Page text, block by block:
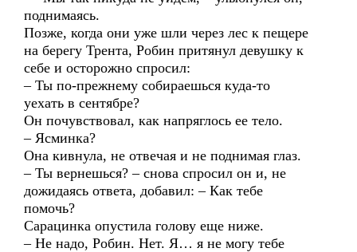
поднимаясь.
Позже, когда они уже шли через лес к пещере
на берегу Трента, Робин притянул девушку к
себе и осторожно спросил:
– Ты по-прежнему собираешься куда-то
уехать в сентябре?
Он почувствовал, как напряглось ее тело.
– Ясминка?
Она кивнула, не отвечая и не поднимая глаз.
– Ты вернешься? – снова спросил он и, не
дожидаясь ответа, добавил: – Как тебе
помочь?
Сарацинка опустила голову еще ниже.
– Не надо, Робин. Нет. Я… я не могу тебе